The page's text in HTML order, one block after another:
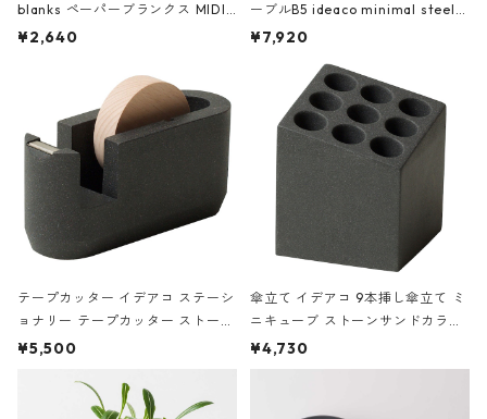
blanks ペーパーブランクス MIDI
ハードカバー 罫線 ヴァン・ゴッホ
¥2,640
ーブルB5 ideaco minimal steel f
urniture WALL Table B5 ネイビー
¥7,920
テープカッター イデアコ ステーシ
ョナリー テープカッター ストーン
サンドカラー 石調 ideaco Station
¥5,500
傘立て イデアコ 9本挿し傘立て ミ
ニキューブ ストーンサンドカラー
石調 ideaco Umbrella Stand CUB
E ストーンサンドブラック
¥4,730